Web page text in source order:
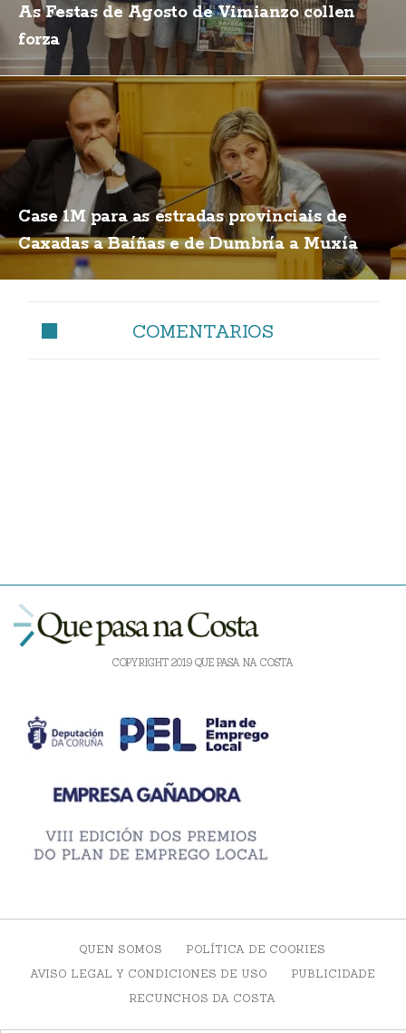
As Festas de Agosto de Vimianzo collen
forza
Case 1M para as estradas provinciais de
Caxadas a Baíñas e de Dumbría a Muxía
COMENTARIOS
COPYRIGHT 2019 QUE PASA NA COSTA
QUEN SOMOS
POLÍTICA DE COOKIES
AVISO LEGAL Y CONDICIONES DE USO
PUBLICIDADE
RECUNCHOS DA COSTA